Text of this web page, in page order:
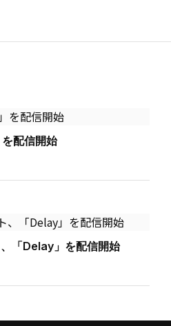
配信開始
「Delay」を配信開始